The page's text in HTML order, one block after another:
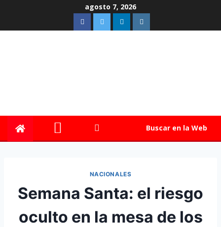
agosto 7, 2026
Buscar en la Web
NACIONALES
Semana Santa: el riesgo
oculto en la mesa de los